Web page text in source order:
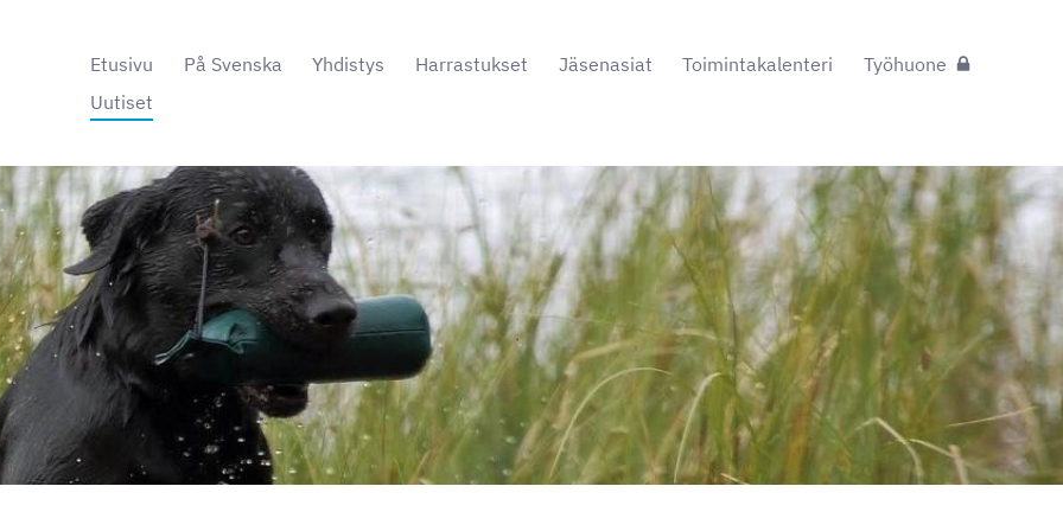
Etusivu På Svenska Yhdistys Harrastukset Jäsenasiat Toimintakalenteri
Työhuone
Uutiset